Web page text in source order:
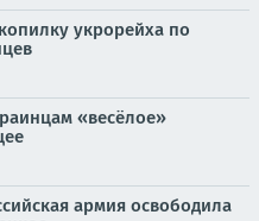
укрорейха по
«весёлое»
армия освободила